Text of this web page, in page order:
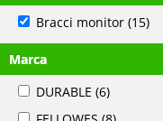
Bracci monitor (15)
Marca
DURABLE (6)